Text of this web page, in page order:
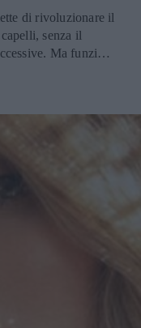
di rivoluzionare il
senza il
Ma funziona